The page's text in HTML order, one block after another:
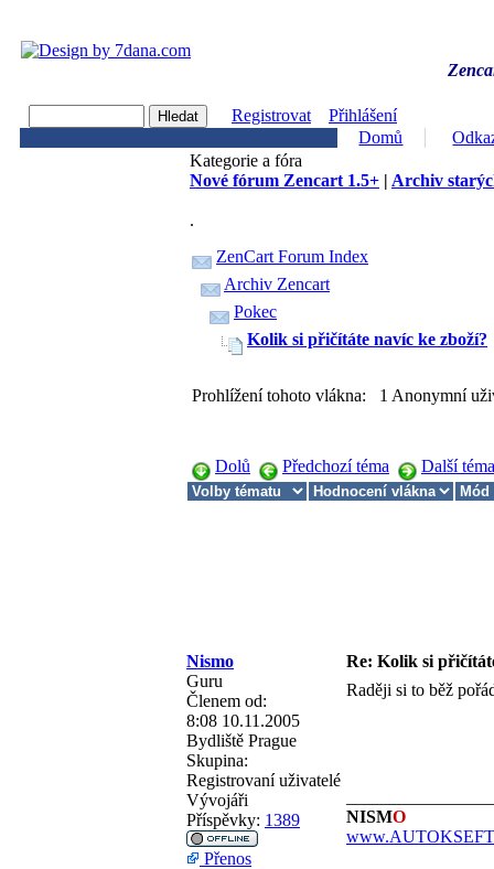
Registrovat
Přihlášení
Domů
Kategorie a fóra
Nové fórum Zencart 1.5+ | Archiv
.
ZenCart Forum Index
Archiv Zencart
Pokec
Kolik si přičítáte navíc ke zboží?
Prohlížení tohoto vlákna: 1 Anonymní
Dolů Předchozí téma Další téma
Nismo
Re: Kolik si
Guru
Členem od:
8:08 10.11.2005
Bydliště Prague
Skupina:
Registrovaní uživatelé
Vývojáři
Příspěvky: 1389
Raději si to běž
NISMO
Přenos